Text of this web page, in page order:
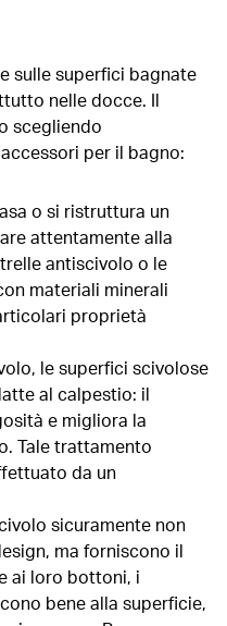
sulle superfici bagnate
nelle docce. Il
scegliendo
per il bagno:
o si ristruttura un
attentamente alla
antiscivolo o le
materiali minerali
proprietà
le superfici scivolose
al calpestio: il
e migliora la
Tale trattamento
da un
sicuramente non
ma forniscono il
ai loro bottoni, i
bene alla superficie,